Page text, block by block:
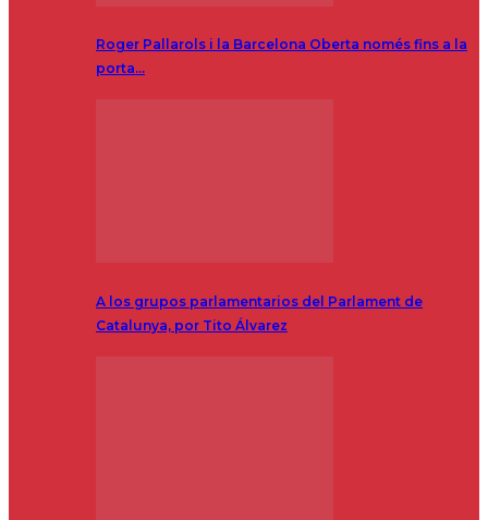
Roger Pallarols i la Barcelona Oberta només fins a la
porta…
A los grupos parlamentarios del Parlament de
Catalunya, por Tito Álvarez